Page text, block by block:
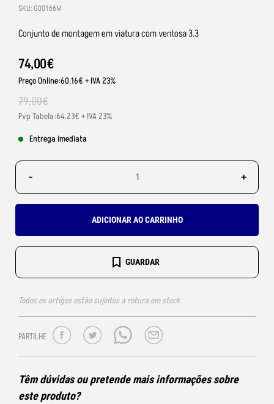
SKU: G00166M
Conjunto de montagem em viatura com ventosa 3.3
74,00€
Preço Online:60.16€ + IVA 23%
79,00€
Pvp Tabela:64.23€ + IVA 23%
Entrega imediata
- +
ADICIONAR AO CARRINHO
GUARDAR
Todos os artigos estão sujeitos a rotura em stock.
PARTILHE
Têm dúvidas ou pretende mais informações sobre
este produto?